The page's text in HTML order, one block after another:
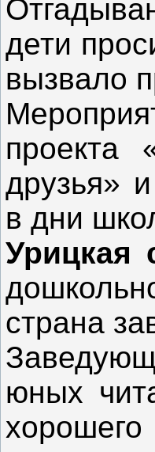
дети
вызвало
друзья»
в дни
Урицкая
страна
юных